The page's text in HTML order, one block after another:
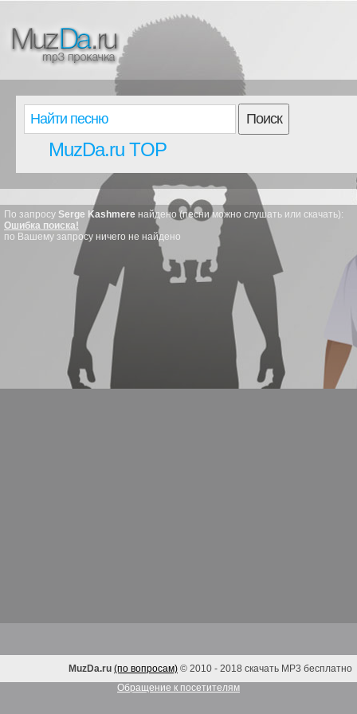
Поиск
MuzDa.ru TOP
По запросу Serge Kashmere найдено (песни можно слушать или скачать):
Ошибка поиска!
по Вашему запросу ничего не найдено
MuzDa.ru (по вопросам) © 2010 - 2018 скачать MP3 бесплатно
Обращение к посетителям